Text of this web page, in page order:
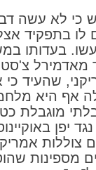
כי לא עשה
לו בתפקיד
בעדותו
מאדמירל
שהעיד כי
אף היא
מוגבלת
יפן
צוללות
מספינות